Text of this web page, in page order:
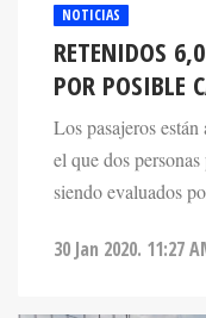
NOTICIAS
RETENIDOS
POR POSIBLE
Los pasajeros
el que dos
siendo evaluados
30 Jan 2020. 11:27